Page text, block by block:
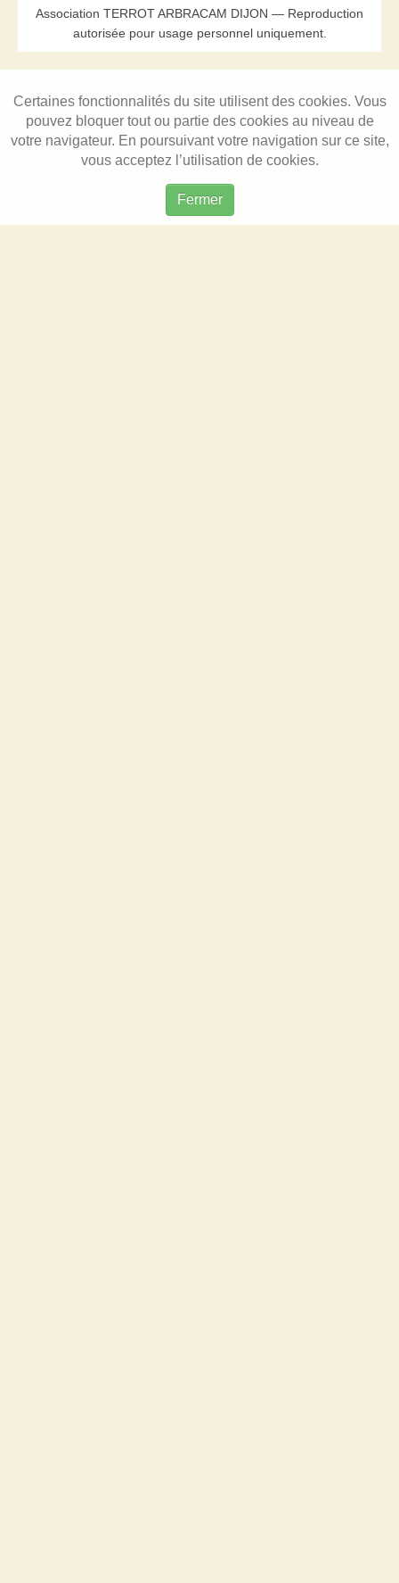
Association TERROT ARBRACAM DIJON — Reproduction
autorisée pour usage personnel uniquement.
Certaines fonctionnalités du site utilisent des cookies. Vous
pouvez bloquer tout ou partie des cookies au niveau de
votre navigateur. En poursuivant votre navigation sur ce site,
vous acceptez l’utilisation de cookies.
Fermer